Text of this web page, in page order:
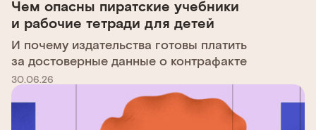
Чем опасны пиратские учебники
и рабочие тетради для детей
И почему издательства готовы платить
за достоверные данные о контрафакте
30.06.26